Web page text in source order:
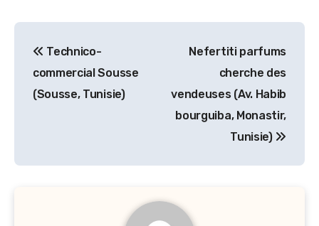
de
l’article
Technico-
commercial Sousse
(Sousse, Tunisie)
Nefertiti parfums
cherche des
vendeuses (Av. Habib
bourguiba, Monastir,
Tunisie)